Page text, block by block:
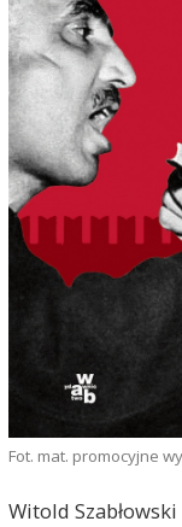
Fot. mat. promocyjne
Witold